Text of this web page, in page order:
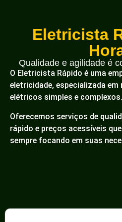
Eletricista
Qualidade e agilidade é
O Eletricista Rápido é uma
eletricidade, especializada em
elétricos simples e complexos.
Oferecemos serviços de
rápido e preços acessíveis
sempre focando em suas